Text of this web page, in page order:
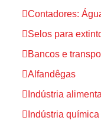
Contadores:
Selos para
Bancos e
Alfandêgas
Indústria
Indústria química